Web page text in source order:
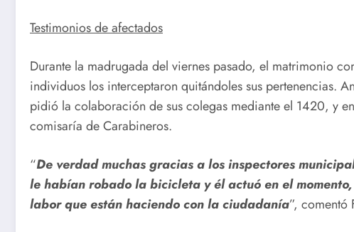
Testimonios de afectados
Durante la madrugada del viernes pasado, el matrimonio
individuos los interceptaron quitándoles sus pertenencias.
pidió la colaboración de sus colegas mediante el 1420, y
comisaría de Carabineros.
“De verdad muchas gracias a los inspectores
le habían robado la bicicleta y él actuó en el
labor que están haciendo con la ciudadanía”, comentó